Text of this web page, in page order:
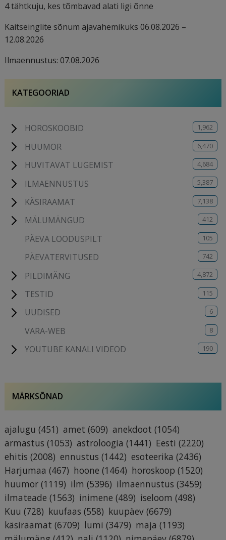
4 tähtkuju, kes tõmbavad alati ligi õnne
Kaitseinglite sõnum ajavahemikuks 06.08.2026 –
12.08.2026
Ilmaennustus: 07.08.2026
KATEGOORIAD
HOROSKOOBID 1,962
HUUMOR 6,470
HUVITAVAT LUGEMIST 4,684
ILMAENNUSTUS 5,387
KÄSIRAAMAT 7,138
MÄLUMÄNGUD 412
PÄEVA LOODUSPILT 105
PÄEVATERVITUSED 742
PILDIMÄNG 4,872
TESTID 115
UUDISED 6
VARA-WEB 8
YOUTUBE KANALI VIDEOD 190
MÄRKSÕNAD
ajalugu (451) amet (609) anekdoot (1054)
armastus (1053) astroloogia (1441) Eesti (2220)
ehitis (2008) ennustus (1442) esoteerika (2436)
Harjumaa (467) hoone (1464) horoskoop (1520)
huumor (1119) ilm (5396) ilmaennustus (3459)
ilmateade (1563) inimene (489) iseloom (498)
Kuu (728) kuufaas (558) kuupäev (6679)
käsiraamat (6709) lumi (3479) maja (1193)